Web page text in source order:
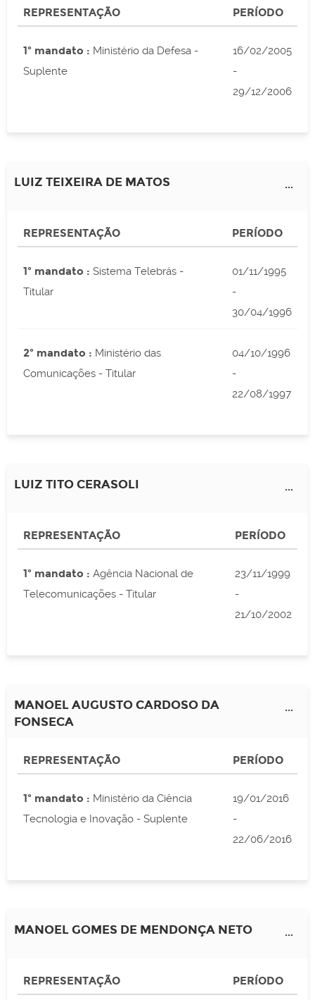
REPRESENTAÇÃO PERÍODO
1º mandato : Ministério da Defesa -
Suplente
16/02/2005
-
29/12/2006
LUIZ TEIXEIRA DE MATOS ...
REPRESENTAÇÃO PERÍODO
1º mandato : Sistema Telebrás -
Titular
01/11/1995
-
30/04/1996
2º mandato : Ministério das
Comunicações - Titular
04/10/1996
-
22/08/1997
LUIZ TITO CERASOLI ...
REPRESENTAÇÃO PERÍODO
1º mandato : Agência Nacional de
Telecomunicações - Titular
23/11/1999
-
21/10/2002
MANOEL AUGUSTO CARDOSO DA
FONSECA
...
REPRESENTAÇÃO PERÍODO
1º mandato : Ministério da Ciência
Tecnologia e Inovação - Suplente
19/01/2016
-
22/06/2016
MANOEL GOMES DE MENDONÇA NETO ...
REPRESENTAÇÃO PERÍODO